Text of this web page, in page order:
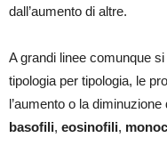
dall’aumento di altre.
A grandi linee comunque
tipologia per tipologia, le
l’aumento o la
basofili, eosinofili,